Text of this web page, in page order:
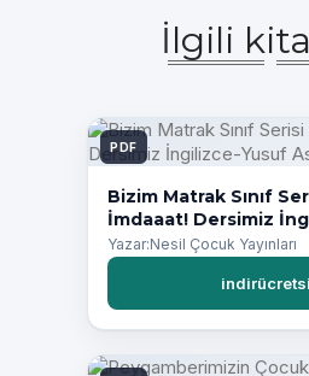
İlgili
PDF
Bizim Matrak Sınıf
İmdaaat! Dersimiz
Asal
Yazar:Nesil Çocuk Yayınları